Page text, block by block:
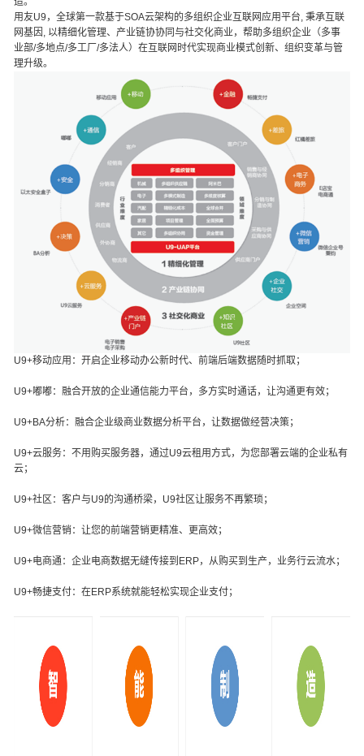
用友U9，全球第一款基于SOA云架构的多组织企业互联网应用平台, 秉承互联
网基因, 以精细化管理、产业链协协同与社交化商业，帮助多组织企业（多事
业部/多地点/多工厂/多法人）在互联网时代实现商业模式创新、组织变革与管
理升级。
U9+移动应用：开启企业移动办公新时代、前端后端数据随时抓取；
U9+嘟嘟：融合开放的企业通信能力平台，多方实时通话，让沟通更有效；
U9+BA分析：融合企业级商业数据分析平台，让数据做经营决策；
U9+云服务：不用购买服务器，通过U9云租用方式，为您部署云端的企业私有
云；
U9+社区：客户与U9的沟通桥梁，U9社区让服务不再繁琐；
U9+微信营销：让您的前端营销更精准、更高效；
U9+电商通：企业电商数据无缝传接到ERP，从购买到生产，业务行云流水；
U9+畅捷支付：在ERP系统就能轻松实现企业支付；